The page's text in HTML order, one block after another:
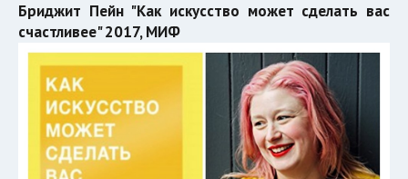
Бриджит Пейн "Как искусство может сделать вас
счастливее" 2017, МИФ